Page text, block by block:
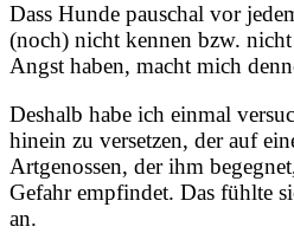
Dass Hunde pauschal vor
(noch) nicht kennen bzw.
Angst haben, macht mich
Deshalb habe ich einmal
hinein zu versetzen, der auf
Artgenossen, der ihm
Gefahr empfindet. Das fühlte
an.